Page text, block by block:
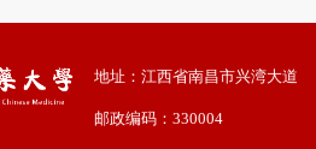
地址：江西省南昌市兴湾大道
邮政编码：330004